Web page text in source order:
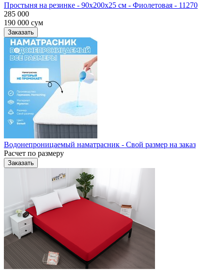
Простыня на резинке - 90x200x25 cм - Фиолетовая - 11270
285 000
190 000 сум
Заказать
Водонепроницаемый наматрасник - Свой размер на заказ
Расчет по размеру
Заказать